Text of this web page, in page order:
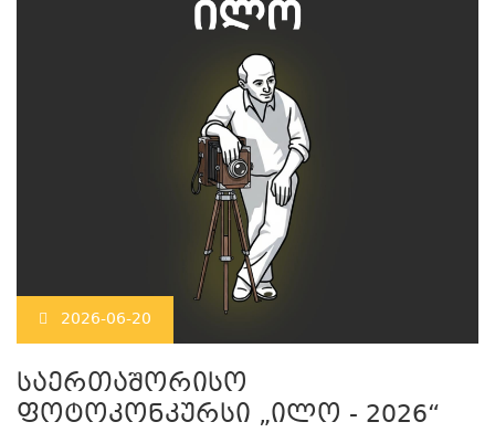
2026-06-20
საერთაშორისო
ფოტოკონკურსი „ილო - 2026“